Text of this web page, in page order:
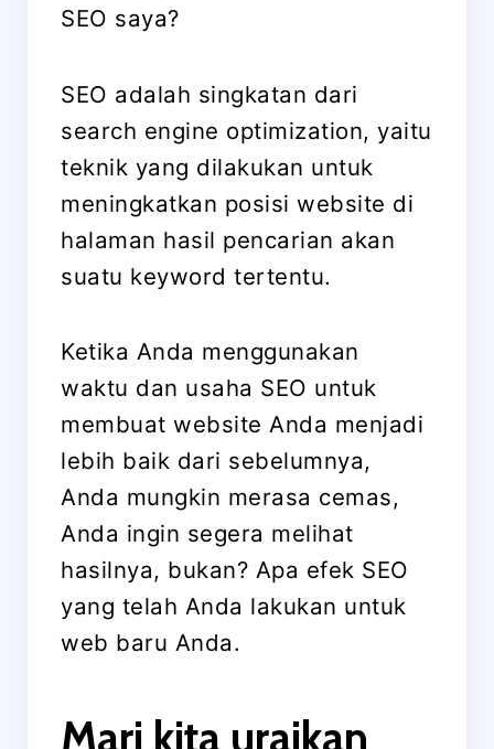
SEO saya?
SEO adalah singkatan dari
search engine optimization, yaitu
teknik yang dilakukan untuk
meningkatkan posisi website di
halaman hasil pencarian akan
suatu keyword tertentu.
Ketika Anda menggunakan
waktu dan usaha SEO untuk
membuat website Anda menjadi
lebih baik dari sebelumnya,
Anda mungkin merasa cemas,
Anda ingin segera melihat
hasilnya, bukan? Apa efek SEO
yang telah Anda lakukan untuk
web baru Anda.
Mari kita uraikan